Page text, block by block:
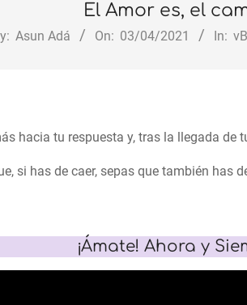
Menu
El Amor es, el
Asun Adá On: 03/04/2021 In:
hacia tu respuesta y, tras la llegada de
si has de caer, sepas que también has
¡Ámate! Ahora y